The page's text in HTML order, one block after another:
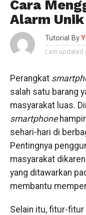
Cara
Alarm
Tutorial By
Last updated
Perangkat
salah satu barang
masyarakat luas.
smartphone
sehari-hari di
Pentingnya
masyarakat
yang ditawarkan
membantu
Selain itu, fitur-fitur